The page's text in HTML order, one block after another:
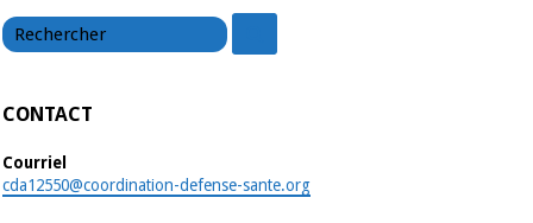
CONTACT
Courriel
cda12550@coordination-defense-sante.org